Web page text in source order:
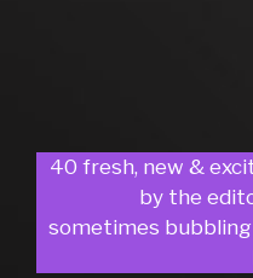
40 fresh, new &
by the
sometimes